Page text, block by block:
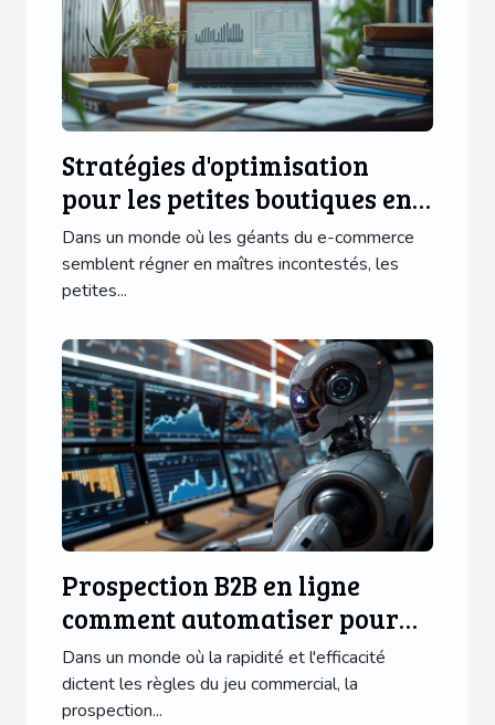
Stratégies d'optimisation
pour les petites boutiques en
ligne Dépasser les géants du e-
commerce avec SEO et
marketing de niche
Dans un monde où les géants du e-commerce
semblent régner en maîtres incontestés, les
petites...
Prospection B2B en ligne
comment automatiser pour
plus d'efficacité
Dans un monde où la rapidité et l'efficacité
dictent les règles du jeu commercial, la
prospection...